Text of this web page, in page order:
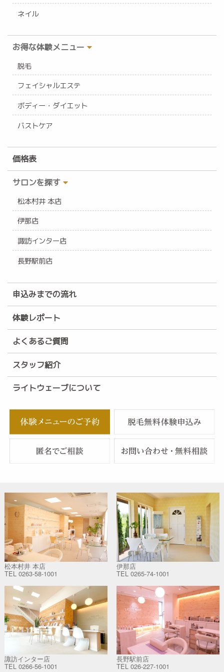
ネイル
お得な体験メニュー
脱毛
フェイシャルエステ
ボディー・ダイエット
バストケア
価格表
サロンを探す
松本村井 本店
伊那店
諏訪インター店
長野駅前店
申込みまでの流れ
体験レポート
よくあるご質問
スタッフ紹介
ライトウェーブについて
松本村井 本店
TEL 0263-58-1001
伊那店
TEL 0265-74-1001
諏訪インター店
TEL 0266-56-1001
長野駅前店
TEL 026-227-1001